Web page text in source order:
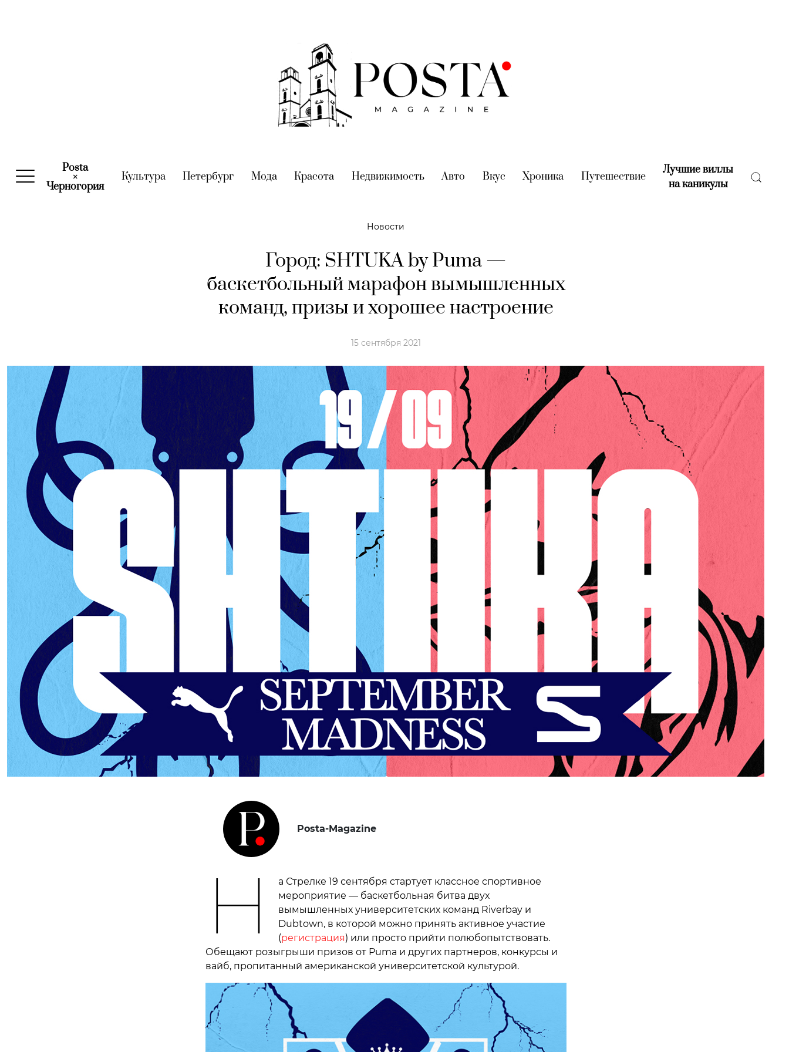
Posta
×
Черногория(current)
Культура(current)
Петербург (current)
Мода(current)
Красота (current)
Недвижимость(current)
Авто (current)
Вкус (current)
Хроника (current)
Путешествие(current)
Лучшие виллы
на каникулы(current)
Новости
Город: SHTUKA by Puma —
баскетбольный марафон вымышленных
команд, призы и хорошее настроение
15 сентября 2021
Posta-Magazine
Н
а Стрелке 19 сентября стартует классное спортивное
мероприятие — баскетбольная битва двух
вымышленных университетских команд Riverbay и
Dubtown, в которой можно принять активное участие
(регистрация) или просто прийти полюбопытствовать.
Обещают розыгрыши призов от Puma и других партнеров, конкурсы и
вайб, пропитанный американской университетской культурой.